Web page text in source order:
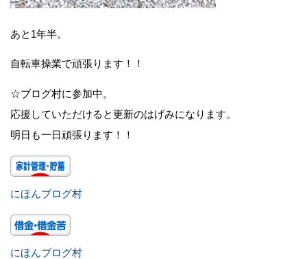
あと1年半。
自転車操業で頑張ります！！
☆ブログ村に参加中。
応援していただけると更新のはげみになります。
明日も一日頑張ります！！
にほんブログ村
にほんブログ村